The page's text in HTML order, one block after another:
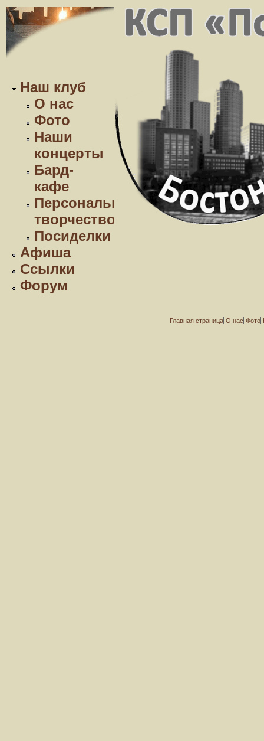
Наш клуб
О нас
Фото
Наши
концерты
Бард-
кафе
Персональное
творчество
Посиделки
Афиша
Ссылки
Форум
Главная страница О нас Фото